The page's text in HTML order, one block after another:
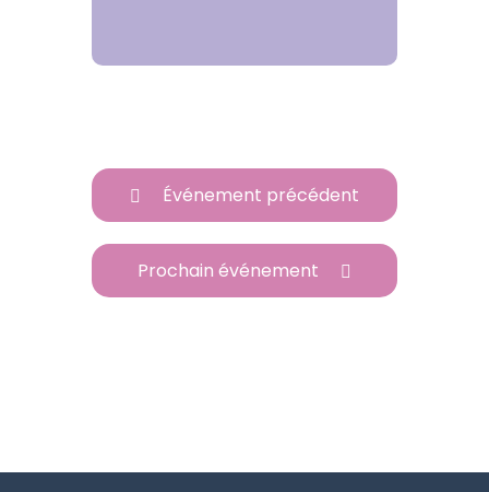
Événement précédent
Prochain événement